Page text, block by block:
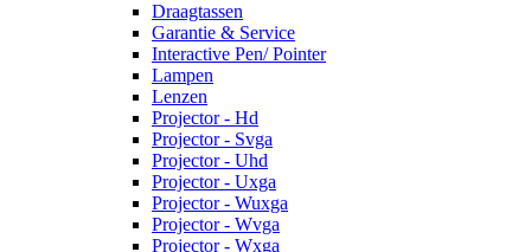
Draagtassen
Garantie & Service
Interactive Pen/ Pointer
Lampen
Lenzen
Projector - Hd
Projector - Svga
Projector - Uhd
Projector - Uxga
Projector - Wuxga
Projector - Wvga
Projector - Wxga